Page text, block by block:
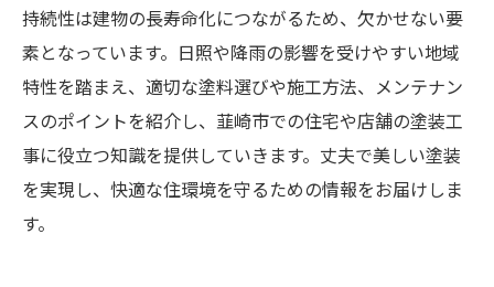
持続性は建物の長寿命化につながるため、欠かせない要
素となっています。日照や降雨の影響を受けやすい地域
特性を踏まえ、適切な塗料選びや施工方法、メンテナン
スのポイントを紹介し、韮崎市での住宅や店舗の塗装工
事に役立つ知識を提供していきます。丈夫で美しい塗装
を実現し、快適な住環境を守るための情報をお届けしま
す。